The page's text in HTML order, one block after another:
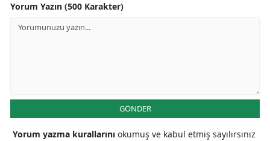
Yorum Yazın (500 Karakter)
GÖNDER
Yorum yazma kurallarını okumuş ve kabul etmiş sayılırsınız